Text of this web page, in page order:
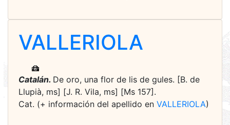
VALLERIOLA
Catalán. De oro, una flor de lis de gules. [B. de
Llupià, ms] [J. R. Vila, ms] [Ms 157].
Cat. (+ información del apellido en VALLERIOLA)